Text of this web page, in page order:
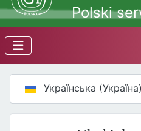
Polski
Оберіть свою мову
Українська (Україна)